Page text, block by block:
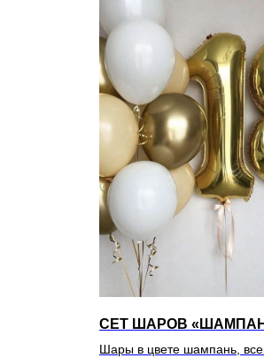
СЕТ ШАРОВ
Шары в цвете шампань,